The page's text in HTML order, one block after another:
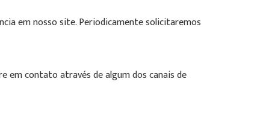
em nosso site. Periodicamente solicitaremos
em contato através de algum dos canais de